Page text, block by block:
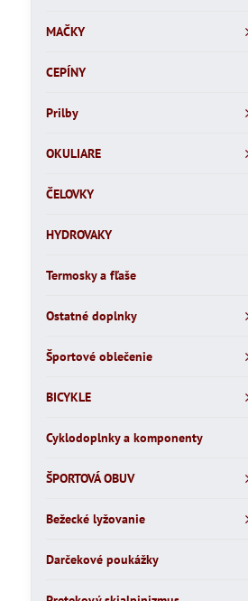
MAČKY
CEPÍNY
Prilby
OKULIARE
ČELOVKY
HYDROVAKY
Termosky a fľaše
Ostatné doplnky
Športové oblečenie
BICYKLE
Cyklodoplnky a komponenty
ŠPORTOVÁ OBUV
Bežecké lyžovanie
Darčekové poukážky